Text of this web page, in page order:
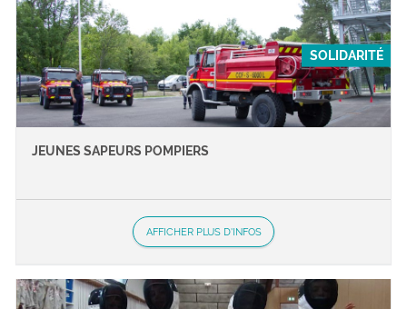
SOLIDARITÉ
JEUNES SAPEURS POMPIERS
AFFICHER PLUS D'INFOS